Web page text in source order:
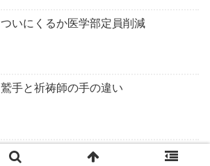
ついにくるか医学部定員削減
鷲手と祈祷師の手の違い
ロキソニンテープは腰痛症に適応なし